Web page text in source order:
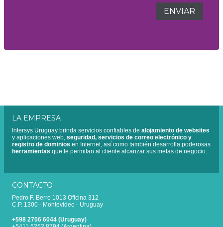
LA EMPRESA
Intersys Uruguay brinda servicios confiables de alojamiento de websites
y aplicaciones web, seguridad, servicios de correo electrónico y
registro de dominios en Internet, así como también desarrolla poderosas
herramientas que le permitan al cliente alcanzar sus metas de negocio.
CONTACTO
Pedro F. Berro 1013 Oficina 312
C.P. 1300 - Montevideo - Uruguay
+598 2706 6044 (Uruguay)